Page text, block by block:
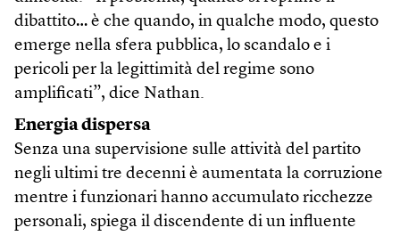
dibattito… è che quando, in qualche modo, questo
emerge nella sfera pubblica, lo scandalo e i
pericoli per la legittimità del regime sono
amplificati”, dice Nathan.
Energia dispersa
Senza una supervisione sulle attività del partito
negli ultimi tre decenni è aumentata la corruzione
mentre i funzionari hanno accumulato ricchezze
personali, spiega il discendente di un influente